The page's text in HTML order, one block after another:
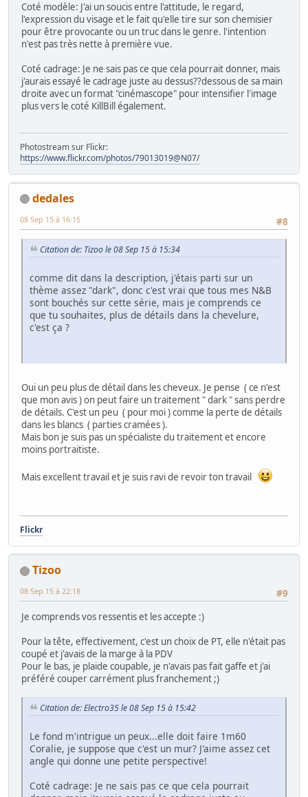
Coté modèle: J'ai un soucis entre l'attitude, le regard,
l'expression du visage et le fait qu'elle tire sur son chemisier
pour être provocante ou un truc dans le genre. l'intention
n'est pas très nette à première vue.
Coté cadrage: Je ne sais pas ce que cela pourrait donner, mais
j'aurais essayé le cadrage juste au dessus??dessous de sa main
droite avec un format "cinémascope" pour intensifier l'image
plus vers le coté KillBill également.
Photostream sur Flickr:
https://www.flickr.com/photos/79013019@N07/
dedales
#8
08 Sep 15 à 16:15
Citation de: Tizoo le 08 Sep 15 à 15:34
comme dit dans la description, j'étais parti sur un
thème assez "dark", donc c'est vrai que tous mes N&B
sont bouchés sur cette série, mais je comprends ce
que tu souhaites, plus de détails dans la chevelure,
c'est ça ?
Oui un peu plus de détail dans les cheveux. Je pense ( ce n'est
que mon avis ) on peut faire un traitement " dark " sans perdre
de détails. C'est un peu ( pour moi ) comme la perte de détails
dans les blancs ( parties cramées ).
Mais bon je suis pas un spécialiste du traitement et encore
moins portraitiste.
Mais excellent travail et je suis ravi de revoir ton travail
Flickr
Tizoo
#9
08 Sep 15 à 22:18
Je comprends vos ressentis et les accepte :)
Pour la tête, effectivement, c'est un choix de PT, elle n'était pas
coupé et j'avais de la marge à la PDV
Pour le bas, je plaide coupable, je n'avais pas fait gaffe et j'ai
préféré couper carrément plus franchement ;)
Citation de: Electro35 le 08 Sep 15 à 15:42
Le fond m'intrigue un peux...elle doit faire 1m60
Coralie, je suppose que c'est un mur? J'aime assez cet
angle qui donne une petite perspective!
Coté cadrage: Je ne sais pas ce que cela pourrait